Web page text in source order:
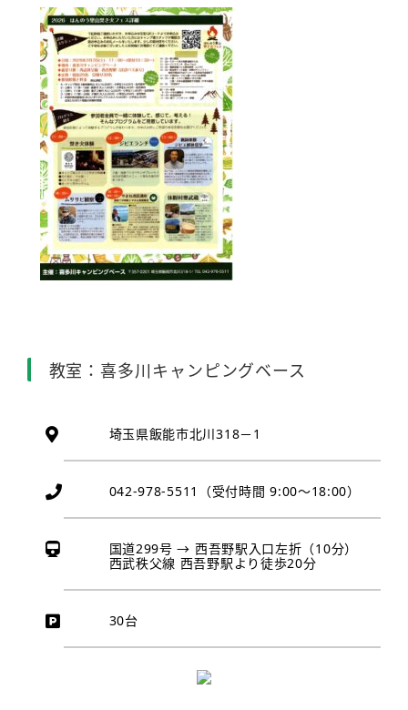
教室：喜多川キャンピングベース
埼玉県飯能市北川318－1
042-978-5511（受付時間 9:00～18:00）
国道299号 → 西吾野駅入口左折（10分）
西武秩父線 西吾野駅より徒歩20分
30台